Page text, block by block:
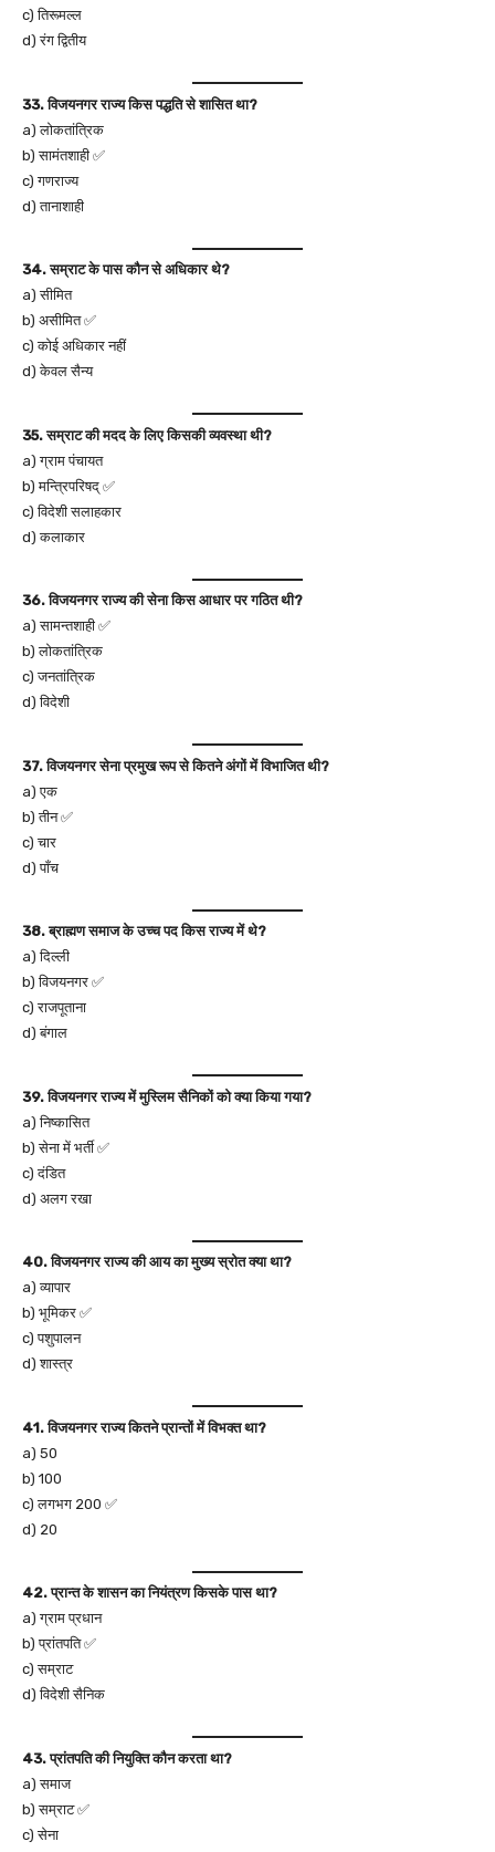
c) तिरूमल्ल
d) रंग द्वितीय
33. विजयनगर राज्य किस पद्धति से शासित था?
a) लोकतांत्रिक
b) सामंतशाही ✅
c) गणराज्य
d) तानाशाही
34. सम्राट के पास कौन से अधिकार थे?
a) सीमित
b) असीमित ✅
c) कोई अधिकार नहीं
d) केवल सैन्य
35. सम्राट की मदद के लिए किसकी व्यवस्था थी?
a) ग्राम पंचायत
b) मन्त्रिपरिषद् ✅
c) विदेशी सलाहकार
d) कलाकार
36. विजयनगर राज्य की सेना किस आधार पर गठित थी?
a) सामन्तशाही ✅
b) लोकतांत्रिक
c) जनतांत्रिक
d) विदेशी
37. विजयनगर सेना प्रमुख रूप से कितने अंगों में विभाजित थी?
a) एक
b) तीन ✅
c) चार
d) पाँच
38. ब्राह्मण समाज के उच्च पद किस राज्य में थे?
a) दिल्ली
b) विजयनगर ✅
c) राजपूताना
d) बंगाल
39. विजयनगर राज्य में मुस्लिम सैनिकों को क्या किया गया?
a) निष्कासित
b) सेना में भर्ती ✅
c) दंडित
d) अलग रखा
40. विजयनगर राज्य की आय का मुख्य स्रोत क्या था?
a) व्यापार
b) भूमिकर ✅
c) पशुपालन
d) शास्त्र
41. विजयनगर राज्य कितने प्रान्तों में विभक्त था?
a) 50
b) 100
c) लगभग 200 ✅
d) 20
42. प्रान्त के शासन का नियंत्रण किसके पास था?
a) ग्राम प्रधान
b) प्रांतपति ✅
c) सम्राट
d) विदेशी सैनिक
43. प्रांतपति की नियुक्ति कौन करता था?
a) समाज
b) सम्राट ✅
c) सेना